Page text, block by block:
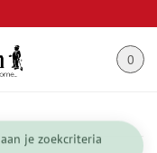
0
je zoekcriteria